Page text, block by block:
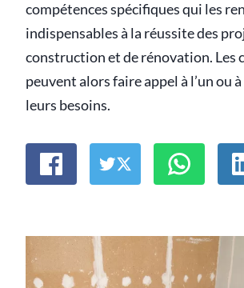
compétences spécifiques qui les
indispensables à la réussite des
construction et de rénovation. Les
peuvent alors faire appel à l’un ou
leurs besoins.